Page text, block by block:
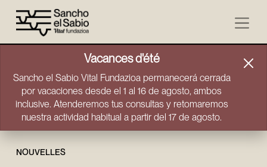
Aller directement au contenu
Vacances d'été
Sancho el Sabio Vital Fundazioa permanecerá cerrada
por vacaciones desde el 1 al 16 de agosto, ambos
inclusive. Atenderemos tus consultas y retomaremos
nuestra actividad habitual a partir del 17 de agosto.
NOUVELLES